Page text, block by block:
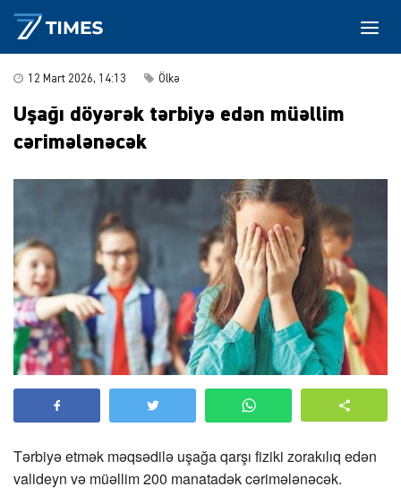
12 Mart 2026, 14:13 Ölkə
Uşağı döyərək tərbiyə edən müəllim
cərimələnəcək
Tərbiyə etmək məqsədilə uşağa qarşı fiziki zorakılıq edən
valideyn və müəllim 200 manatadək cərimələnəcək.